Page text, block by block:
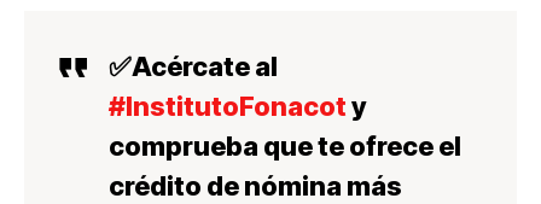
✅Acércate al
#InstitutoFonacoty
comprueba que te ofrece el
crédito de nómina más